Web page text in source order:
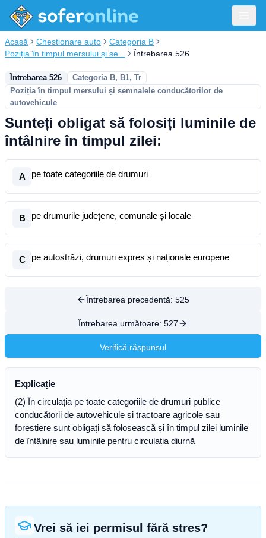
Acasă Chestionare auto
Categoria B
Poziția în timpul mersului și se...
Întrebarea 526
Întrebarea 526
Categoria B, B1, Tr
Poziția în timpul mersului și semnalele conducătorilor de
autovehicule
Sunteți obligat să folosiți luminile de
întâlnire în timpul zilei:
A pe toate categoriile de drumuri
B pe drumurile județene, comunale și locale
C pe autostrăzi, drumuri expres și naționale europene
Întrebarea precedentă: 525
Întrebarea următoare: 527
Verifică răspunsul
Explicație
(2) În circulația pe toate categoriile de drumuri publice
conducătorii de autovehicule și tractoare agricole sau
forestiere sunt obligați să folosească și în timpul zilei luminile
de întâlnire sau luminile pentru circulația diurnă
Vrei să iei permisul fără stres?